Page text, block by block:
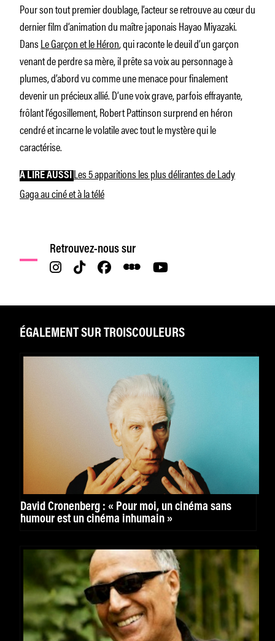
Pour son tout premier doublage, l’acteur se retrouve au cœur du
dernier film d’animation du maître japonais Hayao Miyazaki.
DansLe Garçon et le Héron, qui raconte le deuil d’un garçon
venant de perdre sa mère, il prête sa voix au personnage à
plumes, d’abord vu comme une menace pour finalement
devenir un précieux allié. D’une voix grave, parfois effrayante,
frôlant l’égosillement, Robert Pattinson surprend en héron
cendré et incarne le volatile avec tout le mystère qui le
caractérise.
À LIRE AUSSI Les 5 apparitions les plus délirantes de Lady
Gaga au ciné et à la télé
Retrouvez-nous sur
ÉGALEMENT SUR TROISCOULEURS
David Cronenberg : « Pour moi, un cinéma sans
humour est un cinéma inhumain »